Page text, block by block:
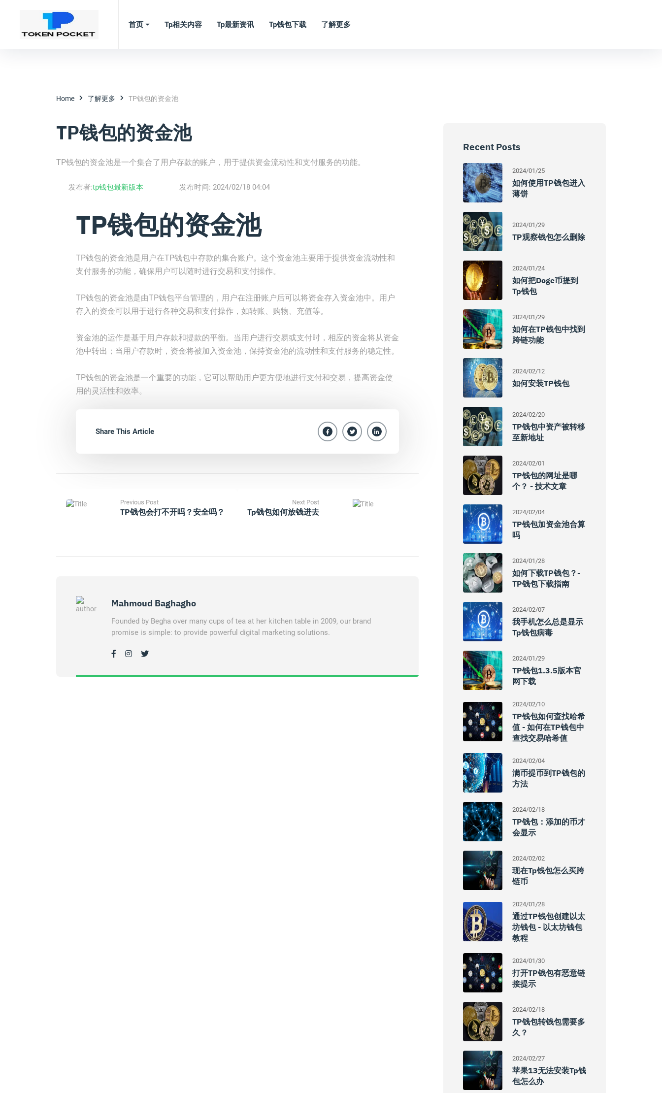
首页 Tp相关内容 Tp最新资讯 Tp钱包下载 了解更多
Home 了解更多 TP钱包的资金池
TP钱包的资金池
TP钱包的资金池是一个集合了用户存款的账户，用于提供资金流动性和支付服务的功能。
发布者:tp钱包最新版本 发布时间: 2024/02/18 04:04
TP钱包的资金池
TP钱包的资金池是用户在TP钱包中存款的集合账户。这个资金池主要用于提供资金流动性和
支付服务的功能，确保用户可以随时进行交易和支付操作。
TP钱包的资金池是由TP钱包平台管理的，用户在注册账户后可以将资金存入资金池中。用户
存入的资金可以用于进行各种交易和支付操作，如转账、购物、充值等。
资金池的运作是基于用户存款和提款的平衡。当用户进行交易或支付时，相应的资金将从资金
池中转出；当用户存款时，资金将被加入资金池，保持资金池的流动性和支付服务的稳定性。
TP钱包的资金池是一个重要的功能，它可以帮助用户更方便地进行支付和交易，提高资金使
用的灵活性和效率。
Share This Article
Previous Post
TP钱包会打不开吗？安全吗？
Next Post
Tp钱包如何放钱进去
Mahmoud Baghagho
Founded by Begha over many cups of tea at her kitchen table in 2009, our brand
promise is simple: to provide powerful digital marketing solutions.
Recent Posts
2024/01/25
如何使用TP钱包进入
薄饼
2024/01/29
TP观察钱包怎么删除
2024/01/24
如何把doge币提到
Tp钱包
2024/01/29
如何在TP钱包中找到
跨链功能
2024/02/12
如何安装TP钱包
2024/02/20
TP钱包中资产被转移
至新地址
2024/02/01
TP钱包的网址是哪
个？ - 技术文章
2024/02/04
TP钱包加资金池合算
吗
2024/01/28
如何下载TP钱包？-
TP钱包下载指南
2024/02/07
我手机怎么总是显示
Tp钱包病毒
2024/01/29
TP钱包1.3.5版本官
网下载
2024/02/10
TP钱包如何查找哈希
值 - 如何在TP钱包中
查找交易哈希值
2024/02/04
满币提币到TP钱包的
方法
2024/02/18
TP钱包：添加的币才
会显示
2024/02/02
现在tp钱包怎么买跨
链币
2024/01/28
通过TP钱包创建以太
坊钱包 - 以太坊钱包
教程
2024/01/30
打开TP钱包有恶意链
接提示
2024/02/18
TP钱包转钱包需要多
久？
2024/02/27
苹果13无法安装tp钱
包怎么办